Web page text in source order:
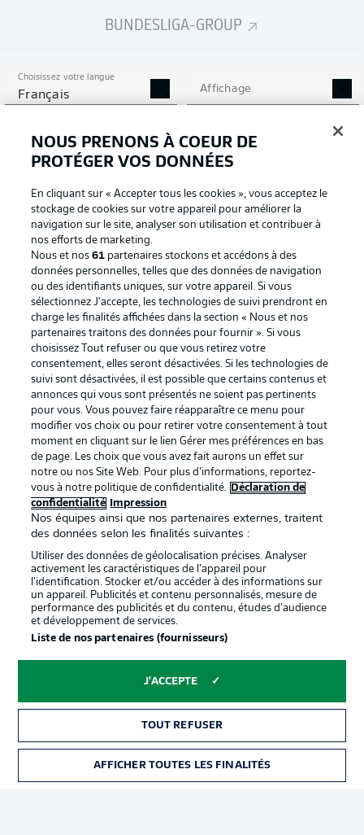
BUNDESLIGA-GROUP
Choisissez votre langue
Français Affichage
Connexion
Football as it's meant to be
BUNDESLIGA APP
Proposé par
services
Mentions Légales Gérer mes préférences
NOUS PRENONS À COEUR DE
PROTÉGER VOS DONNÉES
En cliquant sur « Accepter tous les cookies », vous acceptez le
stockage de cookies sur votre appareil pour améliorer la
navigation sur le site, analyser son utilisation et contribuer à
nos efforts de marketing.
Nous et nos61 partenaires stockons et accédons à des
données personnelles, telles que des données de navigation
ou des identifiants uniques, sur votre appareil. Si vous
sélectionnez J'accepte, les technologies de suivi prendront en
charge les finalités affichées dans la section « Nous et nos
partenaires traitons des données pour fournir ». Si vous
choisissez Tout refuser ou que vous retirez votre
consentement, elles seront désactivées. Si les technologies de
suivi sont désactivées, il est possible que certains contenus et
annonces qui vous sont présentés ne soient pas pertinents
pour vous. Vous pouvez faire réapparaître ce menu pour
modifier vos choix ou pour retirer votre consentement à tout
moment en cliquant sur le lien Gérer mes préférences en bas
de page. Les choix que vous avez fait aurons un effet sur
notre ou nos Site Web. Pour plus d’informations, reportez-
vous à notre politique de confidentialité.
Déclaration de
confidentialité
Impression
Nos équipes ainsi que nos partenaires externes, traitent
des données selon les finalités suivantes :
Utiliser des données de géolocalisation précises. Analyser
activement les caractéristiques de l’appareil pour
l’identification. Stocker et/ou accéder à des informations sur
un appareil. Publicités et contenu personnalisés, mesure de
performance des publicités et du contenu, études d’audience
et développement de services.
Liste de nos partenaires (fournisseurs)
J'ACCEPTE
TOUT REFUSER
AFFICHER TOUTES LES FINALITÉS